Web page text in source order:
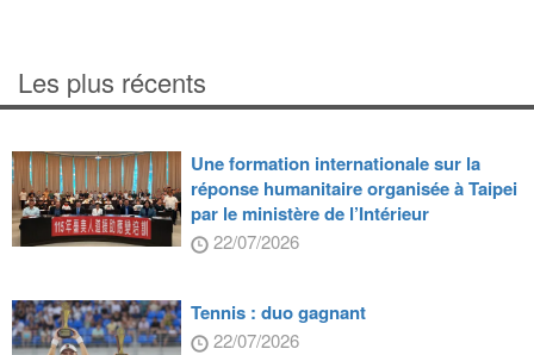
Les plus récents
Une formation internationale sur la
réponse humanitaire organisée à Taipei
par le ministère de l’Intérieur
22/07/2026
Tennis : duo gagnant
22/07/2026